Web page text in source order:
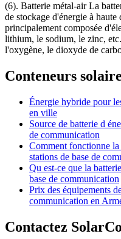
(6). Batterie métal-air La
de stockage d'énergie à
principalement composée
lithium, le sodium, le zinc,
l'oxygène, le dioxyde de
Conteneurs
Énergie hybride pour
en ville
Source de batterie d
de communication
Comment fonctionne la
stations de base de
Qu est-ce que la
base de communication
Prix des équipements
communication en
Contactez